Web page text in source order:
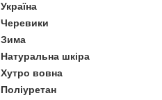
Україна
Черевики
Зима
Натуральна шкіра
Хутро вовна
Поліуретан